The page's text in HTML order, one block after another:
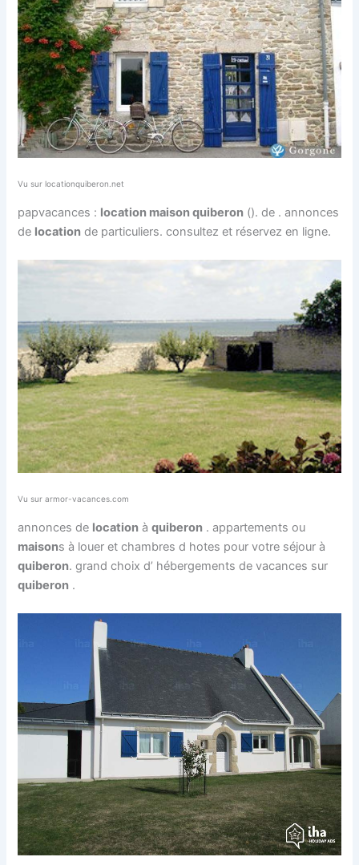
Vu sur locationquiberon.net
papvacances : location maison quiberon (). de . annonces
de location de particuliers. consultez et réservez en ligne.
Vu sur armor-vacances.com
annonces de location àquiberon . appartements ou
maisons à louer et chambres d hotes pour votre séjour à
quiberon. grand choix d’ hébergements de vacances sur
quiberon .